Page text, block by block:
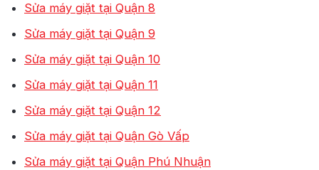
Sửa máy giặt tại Quận 8
Sửa máy giặt tại Quận 9
Sửa máy giặt tại Quận 10
Sửa máy giặt tại Quận 11
Sửa máy giặt tại Quận 12
Sửa máy giặt tại Quận Gò Vấp
Sửa máy giặt tại Quận Phú Nhuận